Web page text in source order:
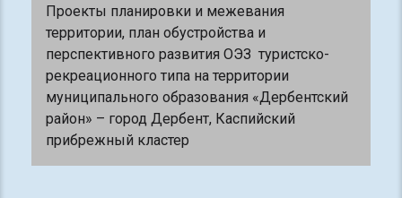
Проекты планировки и межевания
территории, план обустройства и
перспективного развития ОЭЗ туристско-
рекреационного типа на территории
муниципального образования «Дербентский
район» – город Дербент, Каспийский
прибрежный кластер